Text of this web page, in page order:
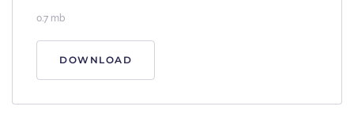
0.7 mb
DOWNLOAD